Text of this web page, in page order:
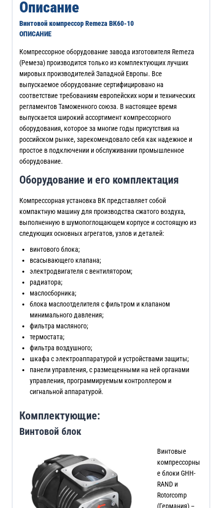
Описание
Винтовой компрессор Remeza ВК60-10
ОПИСАНИЕ
Компрессорное оборудование завода изготовителя Remeza
(Ремеза) производится только из комплектующих лучших
мировых производителей Западной Европы. Все
выпускаемое оборудование сертифицировано на
соответствие требованиям европейских норм и технических
регламентов Таможенного союза. В настоящее время
выпускается широкий ассортимент компрессорного
оборудования, которое за многие годы присутствия на
российском рынке, зарекомендовало себя как надежное и
простое в подключении и обслуживании промышленное
оборудование.
Оборудование и его комплектация
Компрессорная установка ВК представляет собой
компактную машину для производства сжатого воздуха,
выполненную в шумопоглощающем корпусе и состоящую из
следующих основных агрегатов, узлов и деталей:
винтового блока;
всасывающего клапана;
электродвигателя с вентилятором;
радиатора;
маслосборника;
блока маслоотделителя с фильтром и клапаном
минимального давления;
фильтра масляного;
термостата;
фильтра воздушного;
шкафа с электроаппаратурой и устройствами защиты;
панели управления, с размещенными на ней органами
управления, программируемым контроллером и
сигнальной аппаратурой.
Комплектующие:
Винтовой блок
Винтовые
компрессорны
е блоки GHH-
RAND и
Rotorcomp
(Германия) –